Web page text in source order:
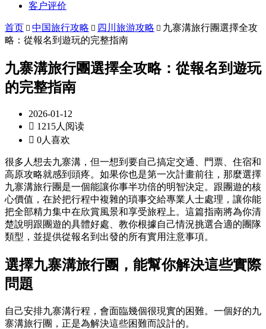
客户评价
首页  中国旅行攻略  四川旅游攻略  九寨溝旅行團選擇全攻
略：從報名到遊玩的完整指南
九寨溝旅行團選擇全攻略：從報名到遊玩
的完整指南
2026-01-12
 1215人阅读
 0人喜欢
很多人想去九寨溝，但一想到要自己搞定交通、門票、住宿和
高原攻略就感到頭疼。如果你也是第一次計畫前往，那麼選擇
九寨溝旅行團是一個能讓你事半功倍的明智決定。跟團遊的核
心價值，在於把行程中複雜的瑣事交給專業人士處理，讓你能
把全部精力集中在欣賞風景和享受旅程上。這篇指南將為你清
楚說明跟團遊的具體好處、教你根據自己情況挑選合適的團隊
類型，並提供從報名到出發的所有實用注意事項。
選擇九寨溝旅行團，能幫你解決這些實際
問題
自己安排九寨溝行程，會面臨幾個很現實的困難。一個好的九
寨溝旅行團，正是為解決這些困難而設計的。